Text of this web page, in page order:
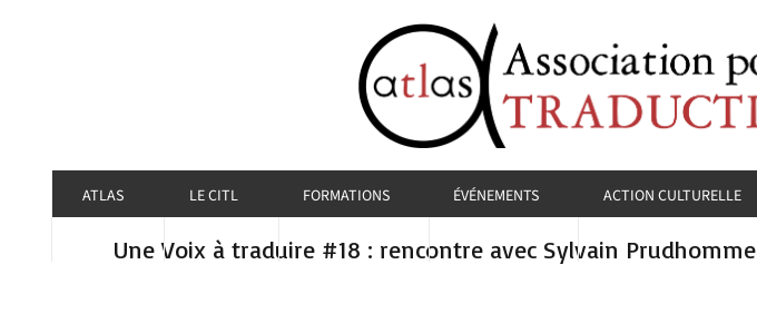
ATLAS LE CITL FORMATIONS ÉVÉNEMENTS ACTION CULTURELLE
Une Voix à traduire #18 : rencontre avec Sylvain Prudhomme